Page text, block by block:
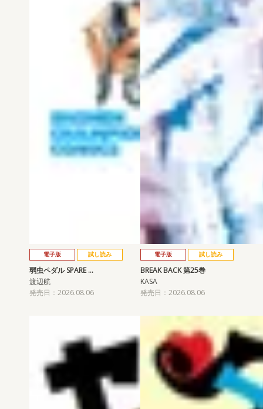
電子版 試し読み
弱虫ペダル SPARE …
渡辺航
発売日：2026.08.06
電子版 試し読み
BREAK BACK 第25巻
KASA
発売日：2026.08.06